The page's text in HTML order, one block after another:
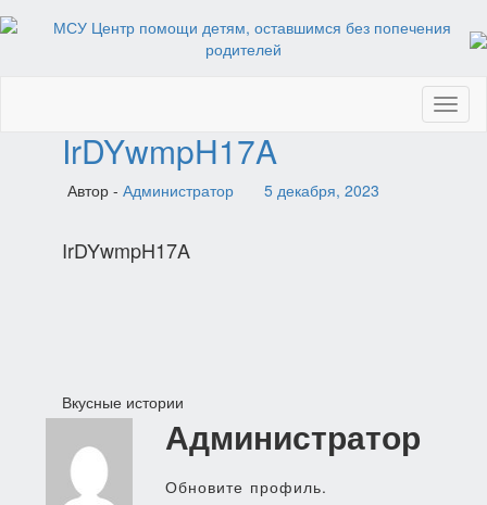
IrDYwmpH17A
Автор - Администратор 5 декабря, 2023
IrDYwmpH17A
Навигация
по
записям
Вкусные истории
Администратор
Обновите профиль.